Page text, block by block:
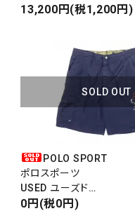
コットンショーツ
13,200円(税1,200円)
SOLD OUT
POLO SPORT
ポロスポーツ
USED ユーズド
EAZY SHORTS
0円(税0円)